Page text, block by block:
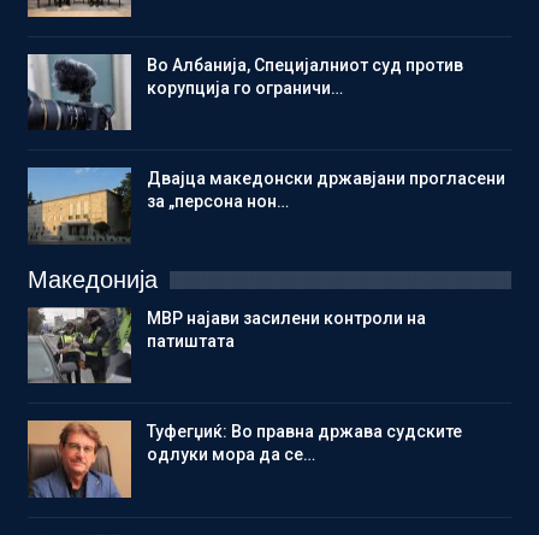
Во Албанија, Специјалниот суд против
корупција го ограничи…
Двајца македонски државјани прогласени
за „персона нон…
Македонија
МВР најави засилени контроли на
патиштата
Туфегџиќ: Во правна држава судските
одлуки мора да се…